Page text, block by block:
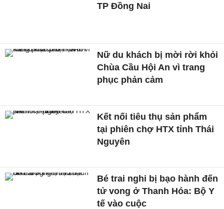
TP Đồng Nai
Nữ du khách bị mời rời khỏi
Chùa Cầu Hội An vì trang
phục phản cảm
Kết nối tiêu thụ sản phẩm
tại phiên chợ HTX tỉnh Thái
Nguyên
Bé trai nghi bị bạo hành đến
tử vong ở Thanh Hóa: Bộ Y
tế vào cuộc